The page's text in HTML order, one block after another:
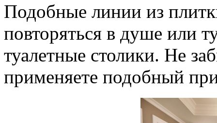
Подобные линии из
повторяться в душе или
туалетные столики. Не
применяете подобный